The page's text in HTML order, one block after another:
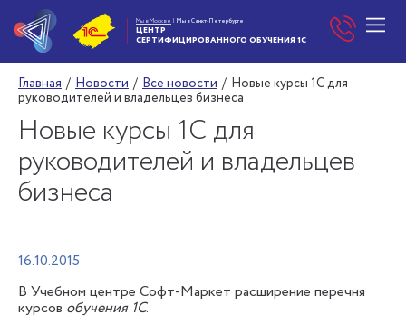
Мы в Москве | Мы в Санкт-Петербурге
ЦЕНТР
СЕРТИФИЦИРОВАННОГО ОБУЧЕНИЯ 1С
Главная / Новости / Все новости / Новые курсы 1С для
руководителей и владельцев бизнеса
Новые курсы 1С для
руководителей и владельцев
бизнеса
16.10.2015
В Учебном центре Софт-Маркет расширение перечня
курсов обучения 1С.